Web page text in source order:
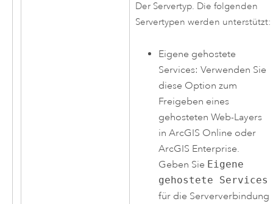
Der Servertyp. Die folgenden
Servertypen werden unterstützt:
Eigene gehostete
Services: Verwenden Sie
diese Option zum
Freigeben eines
gehosteten Web-Layers
inArcGIS Online oder
ArcGIS Enterprise.
Geben Sie Eigene
gehostete Services
für die Serververbindung